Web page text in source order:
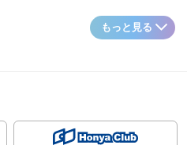
もっと見る